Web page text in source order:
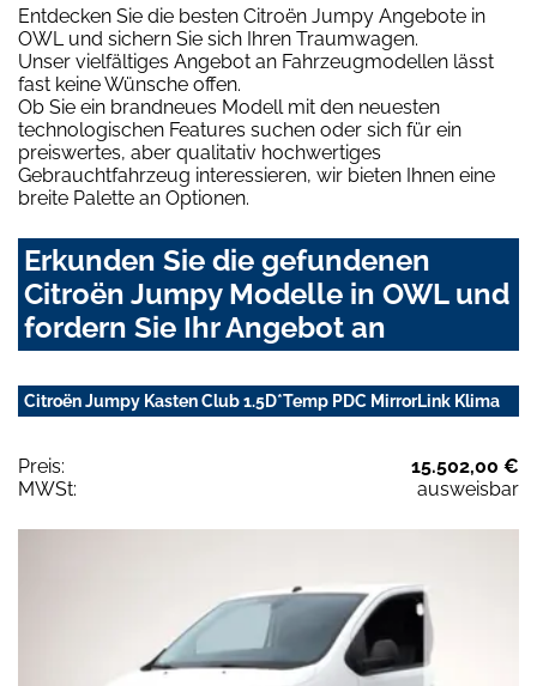
Entdecken Sie die besten Citroën Jumpy Angebote in
OWL und sichern Sie sich Ihren Traumwagen.
Unser vielfältiges Angebot an Fahrzeugmodellen lässt
fast keine Wünsche offen.
Ob Sie ein brandneues Modell mit den neuesten
technologischen Features suchen oder sich für ein
preiswertes, aber qualitativ hochwertiges
Gebrauchtfahrzeug interessieren, wir bieten Ihnen eine
breite Palette an Optionen.
Erkunden Sie die gefundenen
Citroën Jumpy Modelle in OWL und
fordern Sie Ihr Angebot an
Citroën Jumpy Kasten Club 1.5D*Temp PDC MirrorLink Klima
Preis:
15.502,00 €
MWSt:
ausweisbar